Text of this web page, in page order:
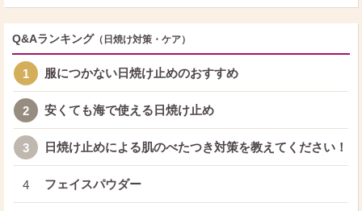
Q&Aランキング （日焼け対策・ケア）
1 服につかない日焼け止めのおすすめ
2 安くても海で使える日焼け止め
3 日焼け止めによる肌のべたつき対策を教えてください！
4 フェイスパウダー